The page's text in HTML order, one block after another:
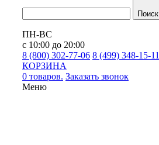
Поиск
ПН-ВС
с 10:00 до 20:00
8 (800) 302-77-06 8 (499) 348-15-11
КОРЗИНА
0 товаров. Заказать звонок
Меню